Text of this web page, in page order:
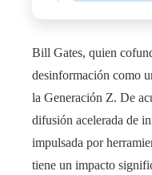
Bill Gates, quien
desinformación como
la Generación Z. De
difusión acelerada de
impulsada por
tiene un impacto